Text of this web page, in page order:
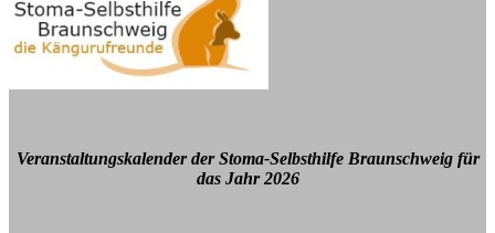
Veranstaltungskalender der Stoma-Selbsthilfe Braunschweig für
das Jahr 2026